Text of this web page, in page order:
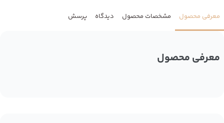
معرفی محصول مشخصات محصول دیدگاه پرسش
معرفی محصول